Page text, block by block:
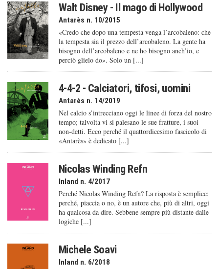
Walt Disney - Il mago di Hollywood
Antarès n. 10/2015
«Credo che dopo una tempesta venga l’arcobaleno: che
la tempesta sia il prezzo dell’arcobaleno. La gente ha
bisogno dell’arcobaleno e ne ho bisogno anch’io, e
perciò glielo do». Solo un [...]
4-4-2 - Calciatori, tifosi, uomini
Antarès n. 14/2019
Nel calcio s’intrecciano oggi le linee di forza del nostro
tempo; talvolta vi si palesano le sue fratture, i suoi
non-detti. Ecco perché il quattordicesimo fascicolo di
«Antarès» è dedicato [...]
Nicolas Winding Refn
Inland n. 4/2017
Perché Nicolas Winding Refn? La risposta è semplice:
perché, piaccia o no, è un autore che, più di altri, oggi
ha qualcosa da dire. Sebbene sempre più distante dalle
logiche [...]
Michele Soavi
Inland n. 6/2018